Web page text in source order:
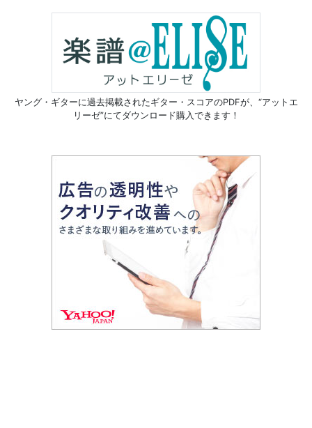
ヤング・ギターに過去掲載されたギター・スコアのPDFが、 “アットエ
リーゼ”にてダウンロード購入できます！